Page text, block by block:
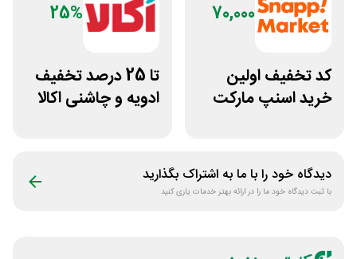
70,000
کد تخفیف اولین
خرید اسنپ مارکت
25%
تا 25 درصد تخفیف
ادویه و چاشنی اکالا
دیدگاه خود را با ما به اشتراک بگذارید
با ثبت دیدگاه خود ما را در ارائه بهتر خدمات یاری کنید